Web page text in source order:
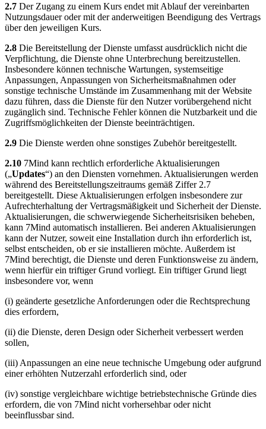
2.7 Der Zugang zu einem Kurs endet mit Ablauf der vereinbarten
Nutzungsdauer oder mit der anderweitigen Beendigung des Vertrags
über den jeweiligen Kurs.
2.8 Die Bereitstellung der Dienste umfasst ausdrücklich nicht die
Verpflichtung, die Dienste ohne Unterbrechung bereitzustellen.
Insbesondere können technische Wartungen, systemseitige
Anpassungen, Anpassungen von Sicherheitsmaßnahmen oder
sonstige technische Umstände im Zusammenhang mit der Website
dazu führen, dass die Dienste für den Nutzer vorübergehend nicht
zugänglich sind. Technische Fehler können die Nutzbarkeit und die
Zugriffsmöglichkeiten der Dienste beeinträchtigen.
2.9 Die Dienste werden ohne sonstiges Zubehör bereitgestellt.
2.10 7Mind kann rechtlich erforderliche Aktualisierungen
(„Updates“) an den Diensten vornehmen. Aktualisierungen werden
während des Bereitstellungszeitraums gemäß Ziffer 2.7
bereitgestellt. Diese Aktualisierungen erfolgen insbesondere zur
Aufrechterhaltung der Vertragsmäßigkeit und Sicherheit der Dienste.
Aktualisierungen, die schwerwiegende Sicherheitsrisiken beheben,
kann 7Mind automatisch installieren. Bei anderen Aktualisierungen
kann der Nutzer, soweit eine Installation durch ihn erforderlich ist,
selbst entscheiden, ob er sie installieren möchte. Außerdem ist
7Mind berechtigt, die Dienste und deren Funktionsweise zu ändern,
wenn hierfür ein triftiger Grund vorliegt. Ein triftiger Grund liegt
insbesondere vor, wenn
(i) geänderte gesetzliche Anforderungen oder die Rechtsprechung
dies erfordern,
(ii) die Dienste, deren Design oder Sicherheit verbessert werden
sollen,
(iii) Anpassungen an eine neue technische Umgebung oder aufgrund
einer erhöhten Nutzerzahl erforderlich sind, oder
(iv) sonstige vergleichbare wichtige betriebstechnische Gründe dies
erfordern, die von 7Mind nicht vorhersehbar oder nicht
beeinflussbar sind.